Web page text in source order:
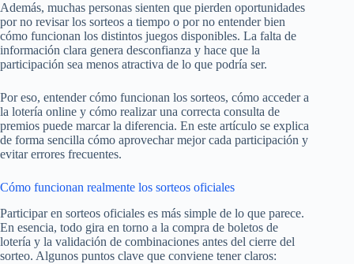
Además, muchas personas sienten que pierden oportunidades
por no revisar los sorteos a tiempo o por no entender bien
cómo funcionan los distintos juegos disponibles. La falta de
información clara genera desconfianza y hace que la
participación sea menos atractiva de lo que podría ser.
Por eso, entender cómo funcionan los sorteos, cómo acceder a
la lotería online y cómo realizar una correcta consulta de
premios puede marcar la diferencia. En este artículo se explica
de forma sencilla cómo aprovechar mejor cada participación y
evitar errores frecuentes.
Cómo funcionan realmente los sorteos oficiales
Participar en sorteos oficiales es más simple de lo que parece.
En esencia, todo gira en torno a la compra de boletos de
lotería y la validación de combinaciones antes del cierre del
sorteo. Algunos puntos clave que conviene tener claros: